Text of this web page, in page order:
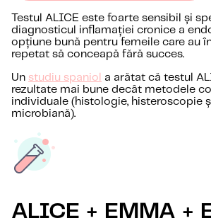
Testul ALICE este foarte sensibil și
diagnosticul inflamației cronice a
opțiune bună pentru femeile care au
repetat să conceapă fără succes.
Un studiu spaniol
a arătat că testul
rezultate mai bune decât metodele
individuale (histologie, histeroscopie
microbiană).
ALICE + EMMA +